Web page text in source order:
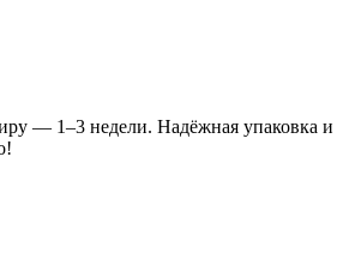
— 1–3 недели. Надёжная упаковка